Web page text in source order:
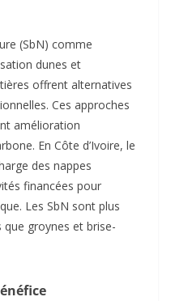
(SbN) comme
dunes et
offrent alternatives
Ces approches
amélioration
En Côte d’Ivoire, le
des nappes
financées pour
Les SbN sont plus
groynes et brise-